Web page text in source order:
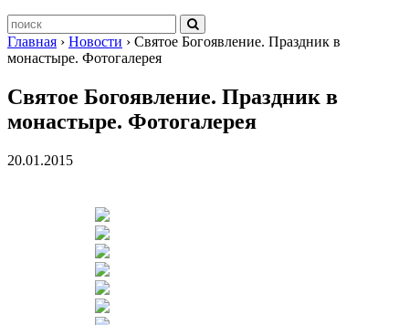
Главная › Новости › Святое Богоявление. Праздник в
монастыре. Фотогалерея
Святое Богоявление. Праздник в
монастыре. Фотогалерея
20.01.2015